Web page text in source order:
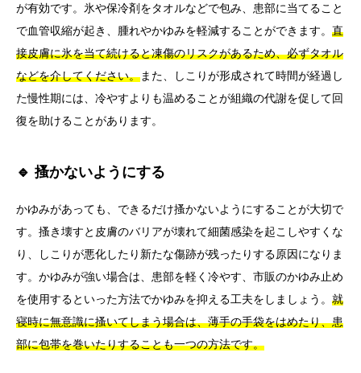
が有効です。氷や保冷剤をタオルなどで包み、患部に当てること
で血管収縮が起き、腫れやかゆみを軽減することができます。 直
接皮膚に氷を当て続けると凍傷のリスクがあるため、必ずタオル
などを介してください。また、しこりが形成されて時間が経過し
た慢性期には、冷やすよりも温めることが組織の代謝を促して回
復を助けることがあります。
🔹 搔かないようにする
かゆみがあっても、できるだけ搔かないようにすることが大切で
す。搔き壊すと皮膚のバリアが壊れて細菌感染を起こしやすくな
り、しこりが悪化したり新たな傷跡が残ったりする原因になりま
す。かゆみが強い場合は、患部を軽く冷やす、市販のかゆみ止め
を使用するといった方法でかゆみを抑える工夫をしましょう。 就
寝時に無意識に搔いてしまう場合は、薄手の手袋をはめたり、患
部に包帯を巻いたりすることも一つの方法です。